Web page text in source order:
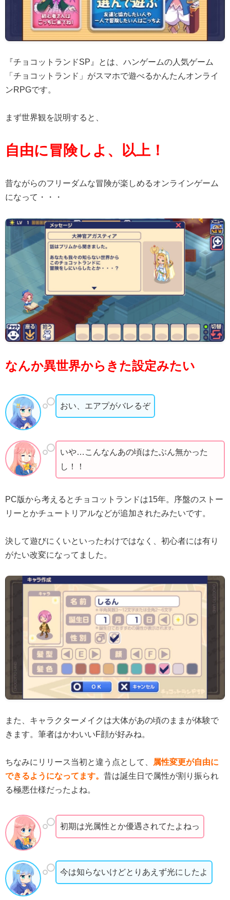
『チョコットランドSP』とは、ハンゲームの人気ゲーム
「チョコットランド」がスマホで遊べるかんたんオンライ
ンRPGです。
まず世界観を説明すると、
自由に冒険しよ、以上！
昔ながらのフリーダムな冒険が楽しめるオンラインゲーム
になって・・・
なんか異世界からきた設定みたい
おい、エアプがバレるぞ
いや…こんなんあの頃はたぶん無かった
し！！
PC版から考えるとチョコットランドは15年。序盤のストー
リーとかチュートリアルなどが追加されたみたいです。
決して遊びにくいといったわけではなく、初心者には有り
がたい改変になってました。
また、キャラクターメイクは大体があの頃のままが体験で
きます。筆者はかわいいF顔が好みね。
ちなみにリリース当初と違う点として、
属性変更が自由に
できるようになってます。 昔は誕生日で属性が割り振られ
る極悪仕様だったよね。
初期は光属性とか優遇されてたよねっ
今は知らないけどとりあえず光にしたよ